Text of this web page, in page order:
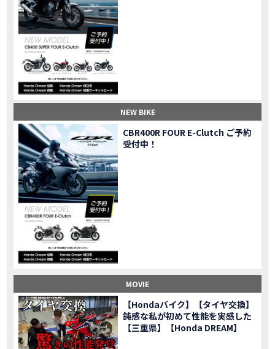
MOVIE 【CBR1000RR-R】スーパースポーツバイクで三重県の新スポットを巡る女子ツーリング|Honda CBR1000RRR Rebel1100 500 250
CAMPAIGN 三重県下 Honda Dreamにてレンタルバイクキャンペーン実施中💫
MOVIE 【アフリカツイン】憧れの大型バイクで1泊2日マスツーリング｜三重県〜静岡県｜Honda CL500 AfricaTwin
MOVIE 【女子ツーリング】穴場スポット満載！三重の美味しいもの・パワースポット！【Honda Dream 松阪】
MOVIE 【CBR600RR】憧れのSSバイクで女子ツーリング|三重県 松阪スタート！Honda Rebel250•500
MOVIE 【中級レベル】スクーター乗りの女性ライダーがライティングスクールに潜入【HMS】Honda 400X
MOVIE 【鈴鹿サーキット】ホンダモーターサイクリストスクールを体験してきました【バイク女子】
CAMPAIGN 【買取強化中】乗らないバイクはHonda Dreamへ！
MOVIE 【祝】Honda CL500納車「かなえさんバイク売れました！」連絡があり行ってきました
MOVIE 【シンガーソングライター茉ひるさんご来店】ホンダドリーム四日市
MOVIE 【ホンダドリーム鈴鹿サーキットロード】オープン当日イベントレポ！
MOVIE 【鈴鹿サーキットに近い！】ホンダドリーム鈴鹿サーキットロードOPEN！ #茉ひる
MOVIE CL500売却！X-ADVオーナーの素直な理由。〇〇で納得の買取してもらいました|Honda X-ADV
MOVIE 【梅本まどかさんコラボ】CIVIC TYPE R♪スタッフオススメの鈴鹿ドライブへ！【後編】
MOVIE 憧れの大型バイク試乗！4輪走行は驚きの…【Honda GoldWing AfricaTwin】試乗会in鈴鹿ツインサーキット
【鈴鹿ツインサーキット】バイク＆クルマ夢のコラボイベント！「HCM２＆４サーキットフェス」レポ
MOVIE 全員初対面！バイク女子6人がツーリング行ったらwww
バイク女子6人でツーリング行った結果ww！後編
MOVIE 温泉1泊。いつもソロの女性ライダー、大人のマスツーリングへついていった【三重〜長野•茶臼山高原経由】Honda CL500
MOVIE 【梅本まどかさんコラボ】CIVIC TYPE R♪ スタッフオススメの鈴鹿ドライブへ！【前編】
MOVIE ＨＣＭ２＆４サーキットフェス2023 紹介動画②
MOVIE ＨＣＭ２＆４サーキットフェス2023 紹介動画①
NEW BIKE
CBR400R FOUR E-Clutch ご予約
受付中！
MOVIE
【Hondaバイク】【タイヤ交換】
鈍感な私が初めて性能を実感した
【三重県】【Honda DREAM】